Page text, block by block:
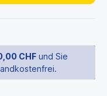
CHF und Sie